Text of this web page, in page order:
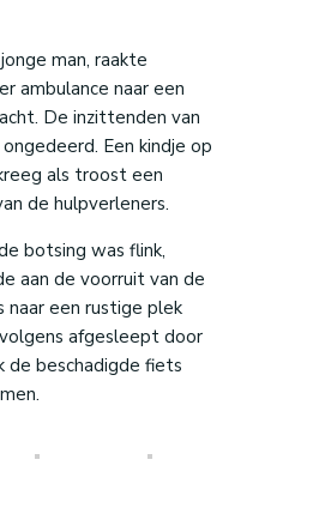
man, raakte
ambulance naar een
De inzittenden van
Een kindje op
als troost een
de hulpverleners.
botsing was flink,
aan de voorruit van de
naar een rustige plek
afgesleept door
de beschadigde fiets